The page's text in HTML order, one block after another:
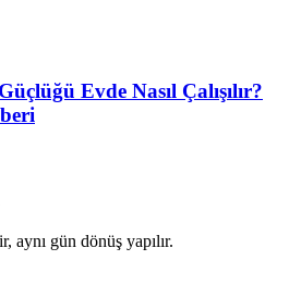
Evde Nasıl Çalışılır?
aynı gün dönüş yapılır.